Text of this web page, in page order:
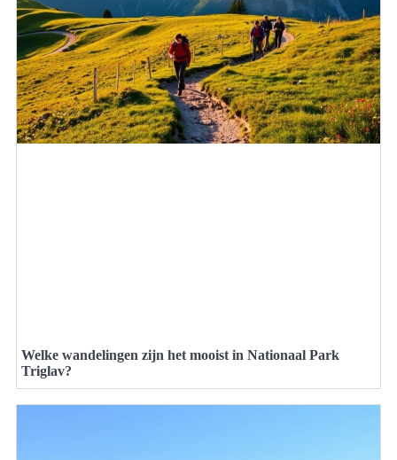
Welke wandelingen zijn het mooist in Nationaal Park
Triglav?